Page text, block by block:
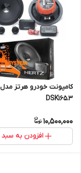
کامپونت خودرو هرتز مدل
DSK165.3
10,500,000
افزودن به سبد